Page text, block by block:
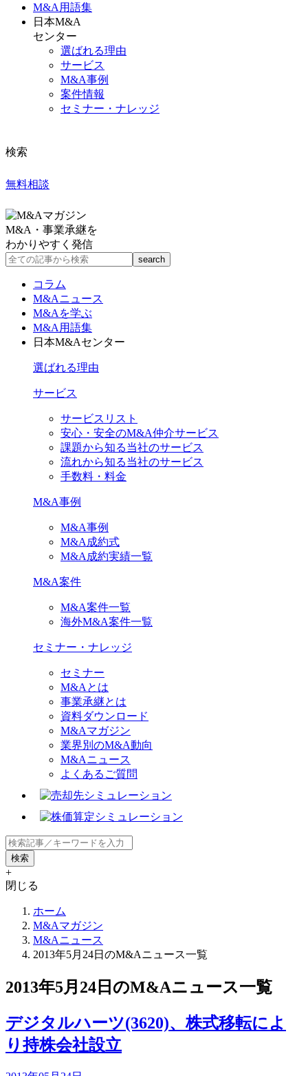
M&A 用語集
日本M&A
センター
選ばれる理由
サービス
M&A事例
案件情報
セミナー・ナレッジ
検索
無料相談
M&A・事業承継を
わかりやすく発信
コラム
M&Aニュース
M&Aを学ぶ
M&A用語集
日本M&Aセンター
選ばれる理由
サービス
サービスリスト
安心・安全のM&A仲介サービス
課題から知る当社のサービス
流れから知る当社のサービス
手数料・料金
M&A事例
M&A事例
M&A成約式
M&A成約実績一覧
M&A案件
M&A案件一覧
海外M&A案件一覧
セミナー・ナレッジ
セミナー
M&Aとは
事業承継とは
資料ダウンロード
M&Aマガジン
業界別のM&A動向
M&Aニュース
よくあるご質問
+
閉じる
ホーム
M&Aマガジン
M&Aニュース
2013年5月24日のM&Aニュース一覧
2013年5月24日のM&Aニュース一覧
デジタルハーツ(3620)、株式移転によ
り持株会社設立